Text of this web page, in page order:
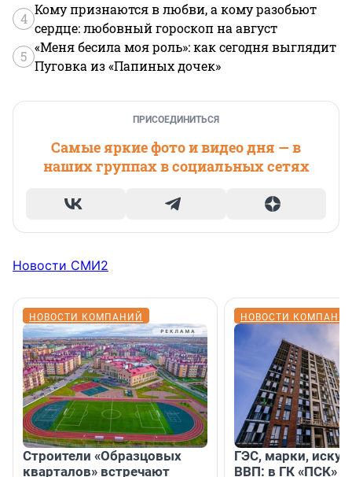
4
Кому признаются в любви, а кому разобьют
сердце: любовный гороскоп на август
5
«Меня бесила моя роль»: как сегодня выглядит
Пуговка из «Папиных дочек»
ПРИСОЕДИНИТЬСЯ
Самые яркие фото и видео дня — в
наших группах в социальных сетях
Новости СМИ2
НОВОСТИ КОМПАНИЙ
Строители «Образцовых
кварталов» встречают
НОВОСТИ
ГЭС, марки,
ВВП: в ГК «ПСК»